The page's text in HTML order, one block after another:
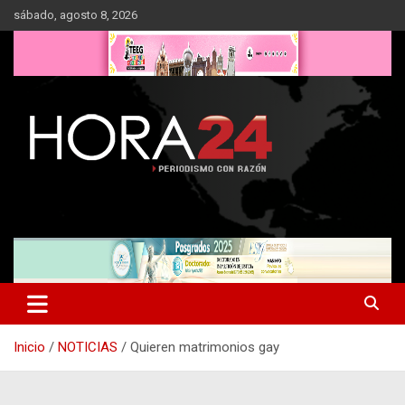
Saltar
al
sábado, agosto 8, 2026
Inicio NOTICIAS Quieren matrimonios gay